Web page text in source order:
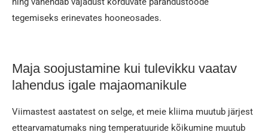
tegemiseks erinevates hooneosades.
Maja soojustamine kui tulevikku vaatav
lahendus igale majaomanikule
Viimastest aastatest on selge, et meie kliima muutub järjest
ettearvamatumaks ning temperatuuride kõikumine muutub